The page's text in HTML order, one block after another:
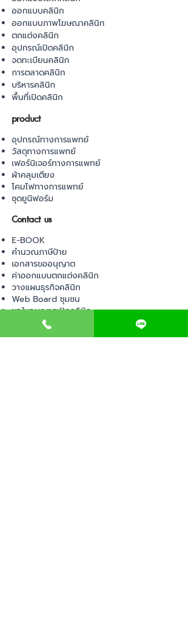
ออกแบบคลินิก
ออกแบบภาพโฆษณาคลินิก
ตกแต่งคลินิก
อุปกรณ์เปิดคลินิก
จดทะเบียนคลินิก
การตลาดคลินิก
บริหารคลินิก
พื้นที่เปิดคลินิก
product
อุปกรณ์ทางการแพทย์
วัสดุทางการแพทย์
เฟอร์นิเจอร์ทางการแพทย์
ผ้าคลุมเตียง
โคมไฟทางการแพทย์
ชุดยูนิฟอร์ม
Contact us
E-BOOK
คำนวณภาษีป้าย
เอกสารขออนุญาต
ค่าออกแบบตกแต่งคลินิก
วางแผนธุรกิจคลินิก
Web Board ชุมชน
ขอใบอนุญาตเปิดคลินิก
ภาษีธุรกิจคลินิก
ตรวจสอบรายชื่อแพทย์